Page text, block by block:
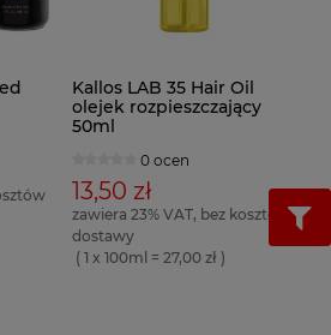
Kallos LAB 35 Hair Oil
olejek rozpieszczający
50ml
0 ocen
13,50 zł
zawiera 23% VAT, bez kosztów
dostawy
( 1 x 100ml = 27,00 zł )